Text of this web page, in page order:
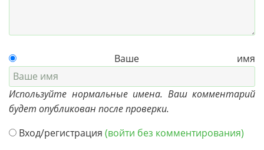
Ваше имя
Используйте нормальные имена. Ваш комментарий
будет опубликован после проверки.
Вход/регистрация (войти без комментирования)